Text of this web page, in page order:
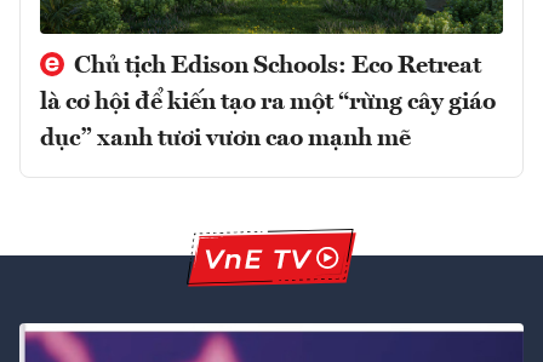
Chủ tịch Edison Schools: Eco Retreat
là cơ hội để kiến tạo ra một “rừng cây giáo
dục” xanh tươi vươn cao mạnh mẽ